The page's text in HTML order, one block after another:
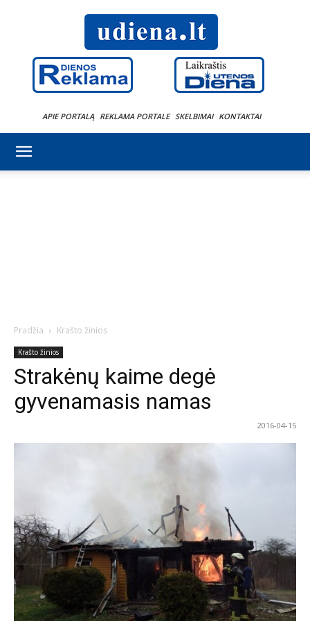
APIE PORTALĄ REKLAMA PORTALE SKELBIMAI KONTAKTAI
Pradžia Krašto žinios
Krašto žinios
Strakėnų kaime degė
gyvenamasis namas
2016-04-15